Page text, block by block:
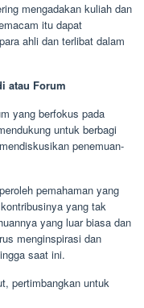
mengadakan kuliah dan
itu dapat
ahli dan terlibat dalam
atau Forum
yang berfokus pada
untuk berbagi
penemuan-
pemahaman yang
yang tak
yang luar biasa dan
menginspirasi dan
saat ini.
pertimbangkan untuk